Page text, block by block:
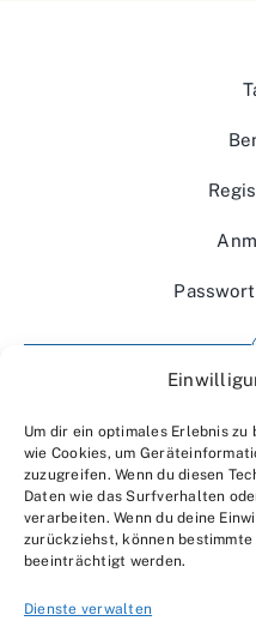
Um dir ein optimales Erlebnis
wie Cookies, um
zuzugreifen. Wenn du diesen
Daten wie das Surfverhalten
verarbeiten. Wenn du deine
zurückziehst, können
beeinträchtigt werden.
Dienste verwalten
Wir